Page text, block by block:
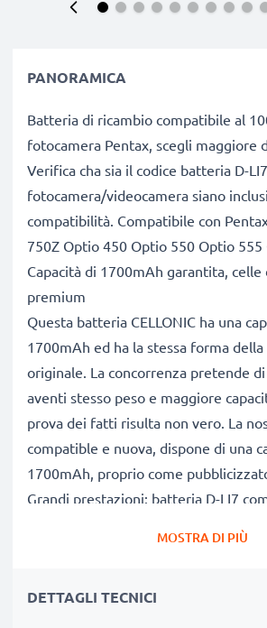
PANORAMICA
Batteria di ricambio compatibile al
fotocamera Pentax, scegli maggiore
Verifica cha sia il codice batteria D-
fotocamera/videocamera siano
compatibilità. Compatibile con
750Z Optio 450 Optio 550 Optio
Capacità di 1700mAh garantita, celle
premium
Questa batteria CELLONIC ha una
1700mAh ed ha la stessa forma
originale. La concorrenza pretende
aventi stesso peso e maggiore
prova dei fatti risulta non vero. La
compatible e nuova, dispone di una
1700mAh, proprio come
Grandi prestazioni: batteria D-LI7
superano quelle della vecchia batteria
MOSTRA DI PIÙ
DETTAGLI TECNICI